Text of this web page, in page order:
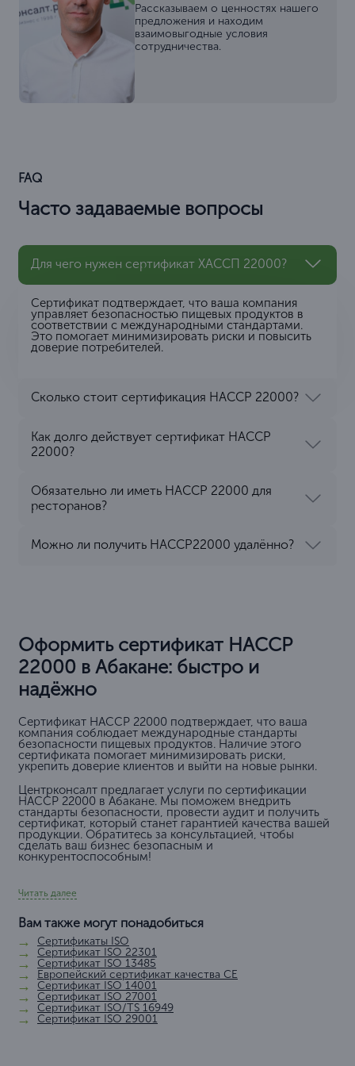
Рассказываем о ценностях нашего
предложения и находим
взаимовыгодные условия
сотрудничества.
FAQ
Часто задаваемые вопросы
Для чего нужен сертификат ХАССП 22000?
Сертификат подтверждает, что ваша компания
управляет безопасностью пищевых продуктов в
соответствии с международными стандартами.
Это помогает минимизировать риски и повысить
доверие потребителей.
Сколько стоит сертификация HACCP 22000?
Как долго действует сертификат HACCP
22000?
Обязательно ли иметь HACCP 22000 для
ресторанов?
Можно ли получить HACCP22000 удалённо?
Оформить сертификат HACCP
22000 в Абакане: быстро и
надёжно
Сертификат HACCP 22000 подтверждает, что ваша
компания соблюдает международные стандарты
безопасности пищевых продуктов. Наличие этого
сертификата помогает минимизировать риски,
укрепить доверие клиентов и выйти на новые рынки.
Центрконсалт предлагает услуги по сертификации
HACCP 22000 в Абакане. Мы поможем внедрить
стандарты безопасности, провести аудит и получить
сертификат, который станет гарантией качества вашей
продукции. Обратитесь за консультацией, чтобы
сделать ваш бизнес безопасным и
конкурентоспособным!
Читать далее
Вам также могут понадобиться
Сертификаты ISO
Сертификат ISO 22301
Сертификат ISO 13485
Европейский сертификат качества СЕ
Сертификат ISO 14001
Сертификат ISO 27001
Сертификат ISO/TS 16949
Сертификат ISO 29001